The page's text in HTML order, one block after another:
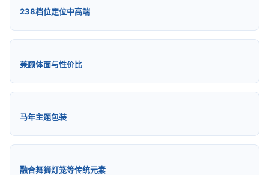
238档位定位中高端
兼顾体面与性价比
马年主题包装
融合舞狮灯笼等传统元素